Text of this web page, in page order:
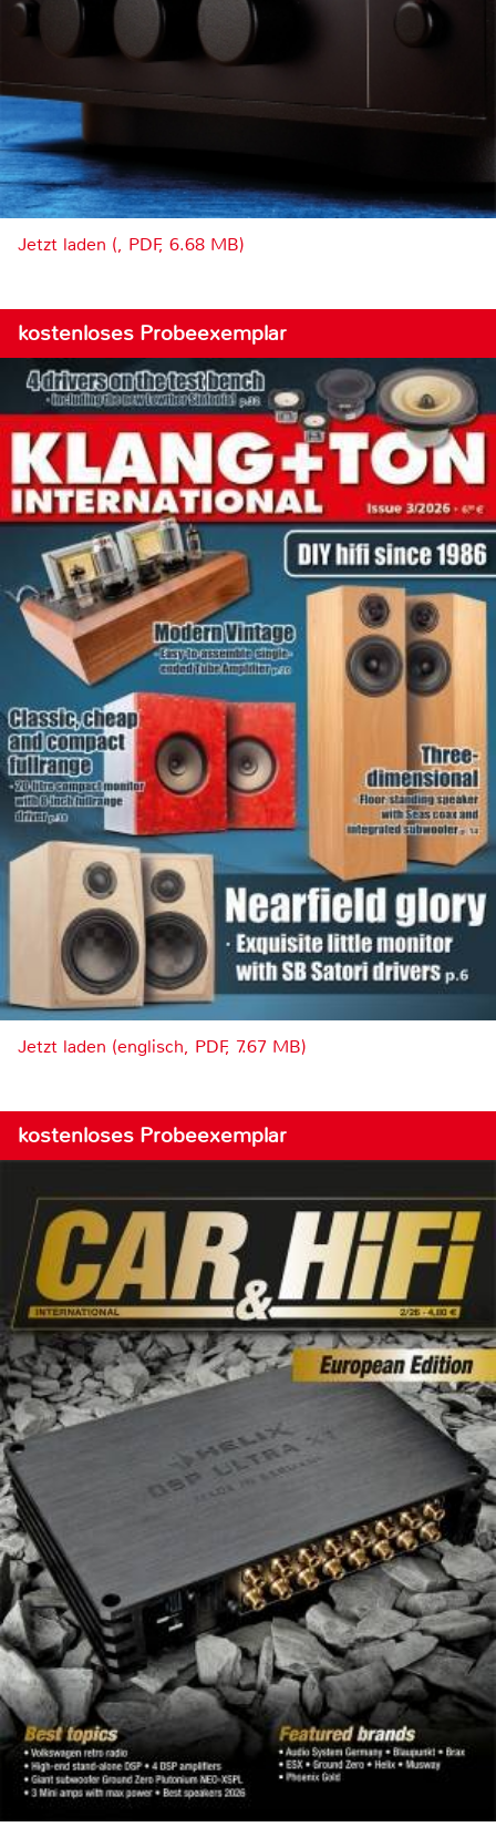
Jetzt laden (, PDF, 6.68 MB)
kostenloses Probeexemplar
Jetzt laden (englisch, PDF, 7.67 MB)
kostenloses Probeexemplar